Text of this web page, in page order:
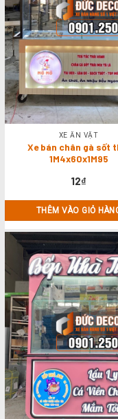
XE ĂN VẶT
Xe bán chân gà sốt
1M4x60x1M95
12₫
THÊM VÀO GIỎ